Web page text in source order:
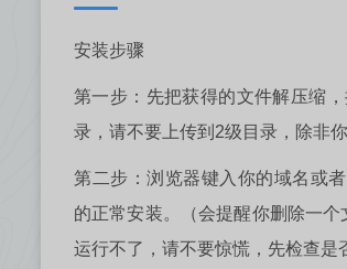
安装步骤
第一步：先把获得的文件解压缩
录，请不要上传到2级目录，除非
第二步：浏览器键入你的域名或
的正常安装。（会提醒你删除一
运行不了，请不要惊慌，先检查